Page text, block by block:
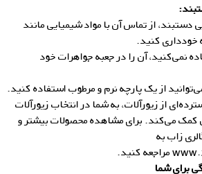
از تماس آن با مواد شیمیایی مانند
خودداری کنید.
نمی‌کنید، آن را در جعبه جواهرات خود
از یک پارچه نرم و مرطوب استفاده کنید.
از زیورآلات، به شما در انتخاب زیورآلات
کمک می‌کند. برای مشاهده محصولات بیشتر و
زاب به
مراجعه کنید.
برای شما